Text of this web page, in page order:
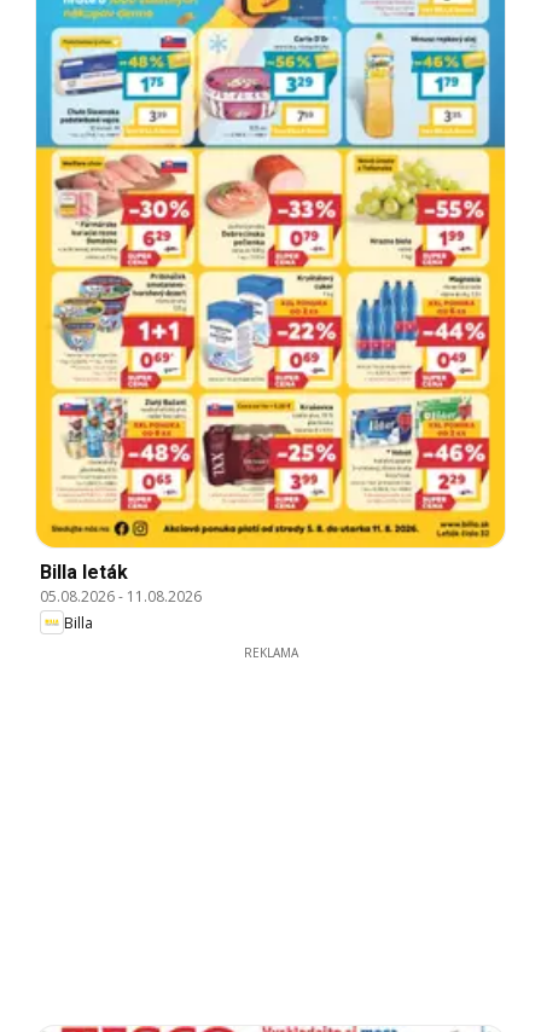
Billa leták
05.08.2026- 11.08.2026
Billa
REKLAMA